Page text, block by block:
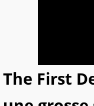
The First